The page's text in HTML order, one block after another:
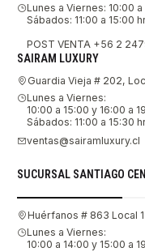
Lunes a Viernes: 10:00 a
Sábados: 11:00 a 15:00
POST VENTA +56 2
SAIRAM LUXURY
Guardia Vieja # 202,
Lunes a Viernes:
10:00 a 15:00 y 16:00 a
Sábados: 11:00 a 15:30
ventas@sairamluxury.cl
SUCURSAL SANTIAGO
Huérfanos # 863 Local
Lunes a Viernes:
10:00 a 14:00 y 15:00 a